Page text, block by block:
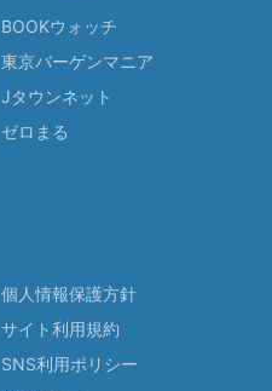
BOOKウォッチ
東京バーゲンマニア
Jタウンネット
ゼロまる
個人情報保護方針
サイト利用規約
SNS利用ポリシー